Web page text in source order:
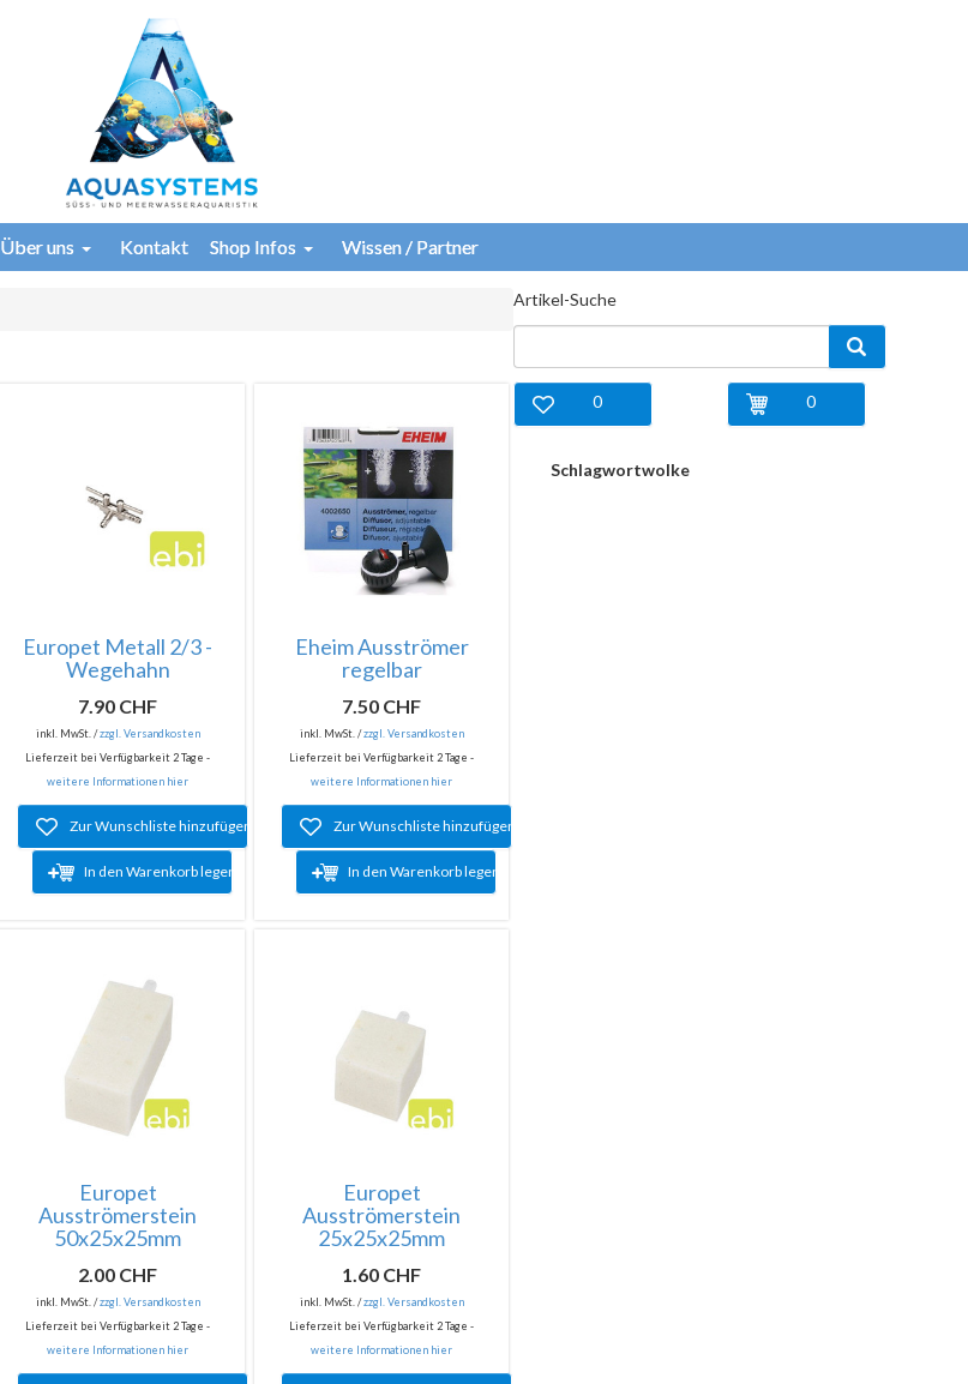
Über uns Kontakt Shop Infos Wissen / Partner
Europet Metall 2/3 -
Wegehahn
7.90 CHF
inkl. MwSt. /zzgl. Versandkosten
Lieferzeit bei Verfügbarkeit 2 Tage -
weitere Informationen hier
Zur Wunschliste hinzufügen
In den Warenkorb legen
Eheim Ausströmer
regelbar
7.50 CHF
inkl. MwSt. /zzgl. Versandkosten
Lieferzeit bei Verfügbarkeit 2 Tage -
weitere Informationen hier
Zur Wunschliste hinzufügen
In den Warenkorb legen
Europet
Ausströmerstein
50x25x25mm
2.00 CHF
inkl. MwSt. /zzgl. Versandkosten
Lieferzeit bei Verfügbarkeit 2 Tage -
weitere Informationen hier
Europet
Ausströmerstein
25x25x25mm
1.60 CHF
inkl. MwSt. /zzgl. Versandkosten
Lieferzeit bei Verfügbarkeit 2 Tage -
weitere Informationen hier
Artikel-Suche
0
0
Schlagwortwolke